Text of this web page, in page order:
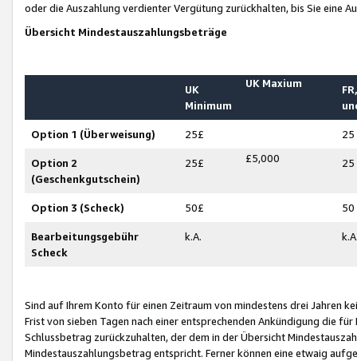
oder die Auszahlung verdienter Vergütung zurückhalten, bis Sie
Übersicht Mindestauszahlungsbeträge
UK
Minimum
UK Maxium
Option 1 (Überweisung) 25£ 25
Option 2
(Geschenkgutschein)
25£ £5,000 25
Option 3 (Scheck) 50£ 50
Bearbeitungsgebühr
Scheck
k.A.
Sind auf Ihrem Konto für einen Zeitraum von mindestens drei Jahren
Frist von sieben Tagen nach einer entsprechenden Ankündigung die
Schlussbetrag zurückzuhalten, der dem in der Übersicht
Mindestauszahlungsbetrag entspricht. Ferner können eine etwaig